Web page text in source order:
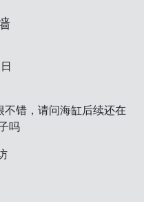
不错，请问海缸后续还在
吗